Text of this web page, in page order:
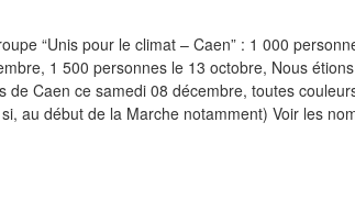
“Unis pour le climat – Caen” : 1 000
1 500 personnes le 13 octobre, Nous
de Caen ce samedi 08 décembre, toutes
au début de la Marche notamment) Voir les